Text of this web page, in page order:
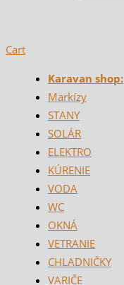
Cart
Karavan shop:
Markízy
STANY
SOLÁR
ELEKTRO
KÚRENIE
VODA
WC
OKNÁ
VETRANIE
CHLADNIČKY
VARIČE